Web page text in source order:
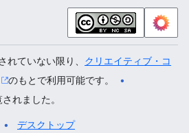
れていない限り、 クリエイティブ・コ
のもとで利用可能です。
れました。
デスクトップ